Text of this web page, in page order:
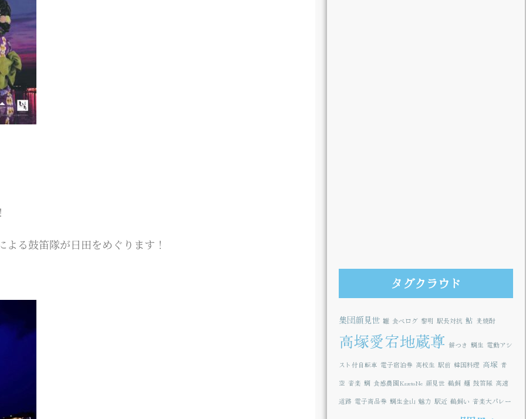
る鼓笛隊が日田をめぐります！
タグクラウド
集団顔見世 雛 食べログ 黎明 駅長対抗 鮎 麦焼酎
高塚愛宕地蔵尊 餅つき 鯛生 電動アシ
スト付自転車 電子宿泊券 高校生 駅前 韓国料理 高塚 青
空 音楽 鯛 食感農園KazetoNe 顔見世 鵜飼 麺 鼓笛隊 高速
道路 電子商品券 鯛生金山 魅力 駅近 鵜飼い 音楽大パレー